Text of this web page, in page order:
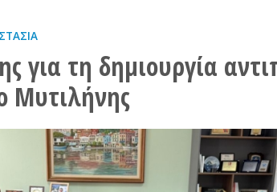
για τη δημιουργία
Μυτιλήνης